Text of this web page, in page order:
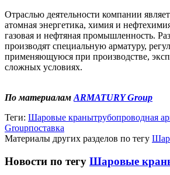
Отраслью деятельности компании
атомная энергетика, химия и
газовая и нефтяная промышленность.
производят специальную арматуру,
применяющуюся при производстве,
сложных условиях.
По материалам ARMATURY Group
Теги: Шаровые кранытрубопроводная
Groupпоставка
Материалы других разделов по тегу
Новости по тегу Шаровые